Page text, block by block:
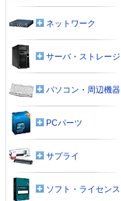
ネットワーク
サーバ・ストレージ
パソコン・周辺機器
PCパーツ
サプライ
ソフト・ライセンス